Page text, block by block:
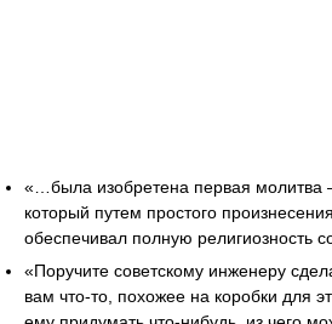
«…была изобретена первая молитва
который путем простого
обеспечивал полную религиозность
«Поручите советскому инженеру
вам что-то, похожее на коробки для